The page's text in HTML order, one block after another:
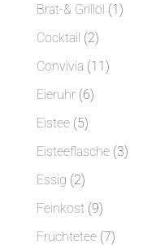
Brat-& Grillöl 1 1
Cocktail 22
Produkte
Convivia 11 11
Eieruhr 66
Eistee 55
Produkte
Eisteeflasche 33
Essig 22
Produkte
Feinkost 99
Produkte
Früchtetee 77